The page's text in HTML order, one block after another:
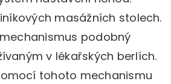
masážních stolech.
podobný
v lékařských berlích.
tohoto mechanismu